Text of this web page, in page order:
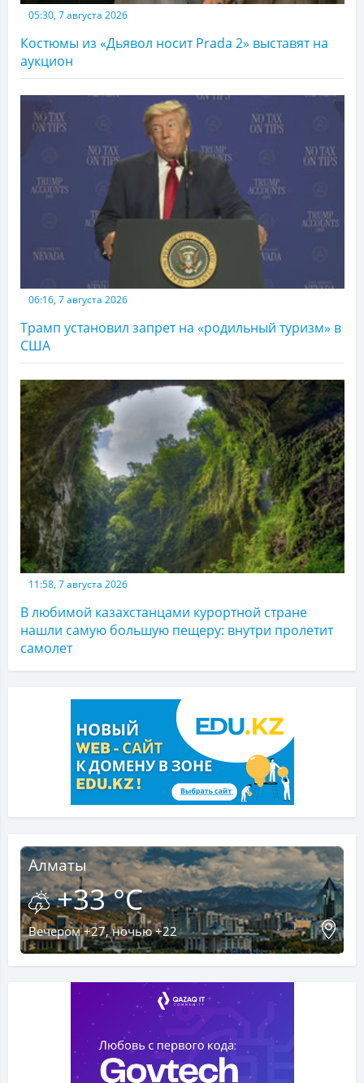
05:30, 7 августа 2026
Костюмы из «Дьявол носит Prada 2» выставят на
аукцион
06:16, 7 августа 2026
Трамп установил запрет на «родильный туризм» в
США
11:58, 7 августа 2026
В любимой казахстанцами курортной стране
нашли самую большую пещеру: внутри пролетит
самолет
Алматы
+33 °C
Вечером +27, ночью +22